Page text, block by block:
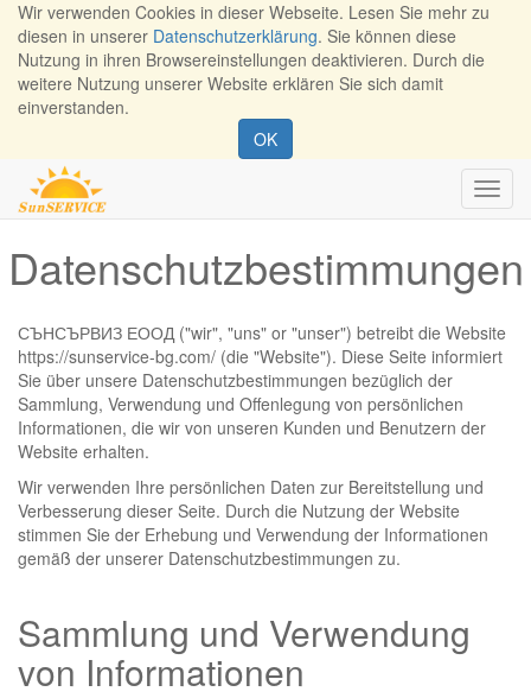
Wir verwenden Cookies in dieser Webseite. Lesen Sie mehr zu
diesen in unserer Datenschutzerklärung. Sie können diese
Nutzung in ihren Browsereinstellungen deaktivieren. Durch die
weitere Nutzung unserer Website erklären Sie sich damit
einverstanden.
OK
ein-/
Datenschutzbestimmungen
СЪНСЪРВИЗ ЕООД("wir", "uns" or "unser") betreibt die Website
https://sunservice-bg.com/ (die "Website"). Diese Seite informiert
Sie über unsere Datenschutzbestimmungen bezüglich der
Sammlung, Verwendung und Offenlegung von persönlichen
Informationen, die wir von unseren Kunden und Benutzern der
Website erhalten.
Wir verwenden Ihre persönlichen Daten zur Bereitstellung und
Verbesserung dieser Seite. Durch die Nutzung der Website
stimmen Sie der Erhebung und Verwendung der Informationen
gemäß der unserer Datenschutzbestimmungen zu.
Sammlung und Verwendung
von Informationen